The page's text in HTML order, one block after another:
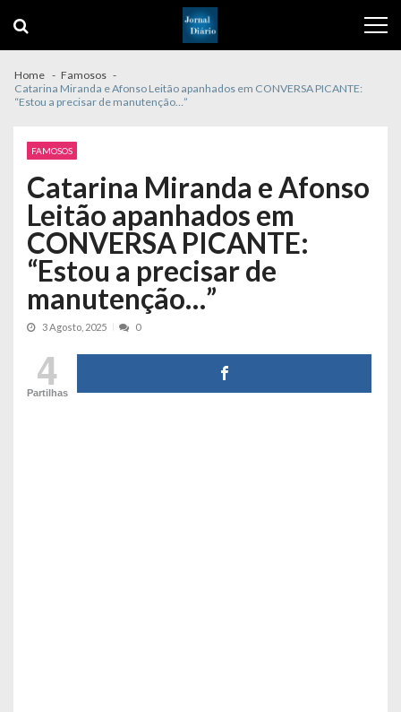
navigation
content
Home
Famosos
Catarina Miranda e Afonso Leitão apanhados em CONVERSA PICANTE:
“Estou a precisar de manutenção…”
FAMOSOS
Catarina Miranda e Afonso
Leitão apanhados em
CONVERSA PICANTE:
“Estou a precisar de
manutenção…”
3 Agosto, 2025 0
4
Partilhas